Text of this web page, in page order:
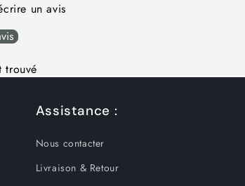
un avis
trouvé
Assistance :
Nous contacter
Livraison & Retour